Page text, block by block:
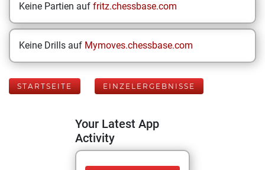
Keine Partien auf fritz.chessbase.com
Keine Drills auf Mymoves.chessbase.com
STARTSEITE EINZELERGEBNISSE
Your Latest App
Activity